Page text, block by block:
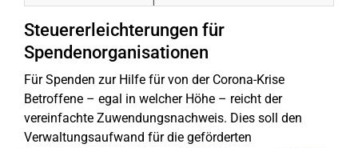
Steuererleichterungen für
Spendenorganisationen
Für Spenden zur Hilfe für von der Corona-Krise
Betroffene – egal in welcher Höhe – reicht der
vereinfachte Zuwendungsnachweis. Dies soll den
Verwaltungsaufwand für die geförderten